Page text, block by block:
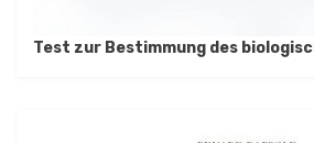
Test zur Bestimmung des